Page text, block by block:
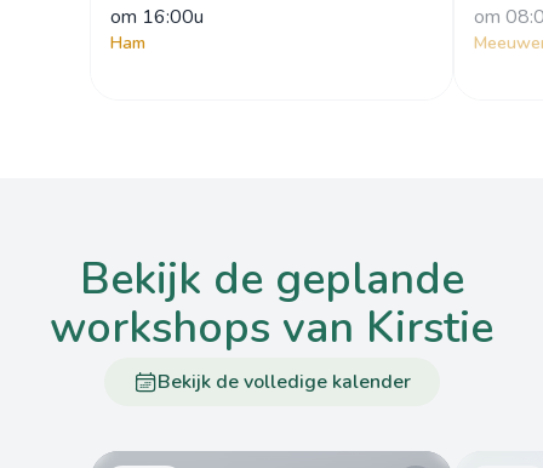
om 16:00u
Ham
om
bekijk de geplande
workshops van Kirstie
Bekijk de volledige kalender